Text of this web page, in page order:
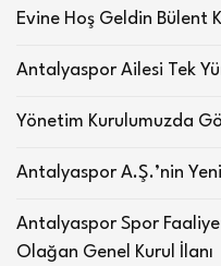
Evine Hoş Geldin Bülent
Antalyaspor Ailesi Tek
Yönetim Kurulumuzda
Antalyaspor A.Ş.’nin
Antalyaspor Spor
Olağan Genel Kurul İlanı